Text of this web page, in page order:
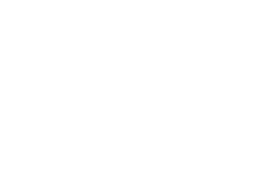
متوسط تا نیمه‌سنگین